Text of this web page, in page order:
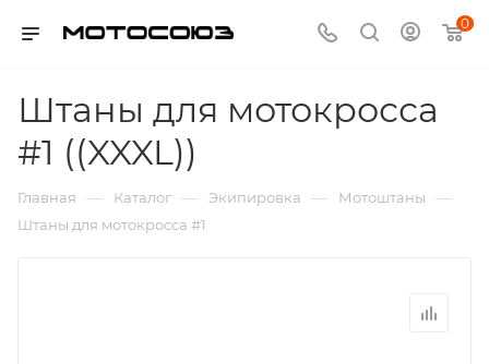
0
Штаны для мотокросса
#1 ((XXXL))
Главная — Каталог — Экипировка — Мотоштаны —
Штаны для мотокросса #1